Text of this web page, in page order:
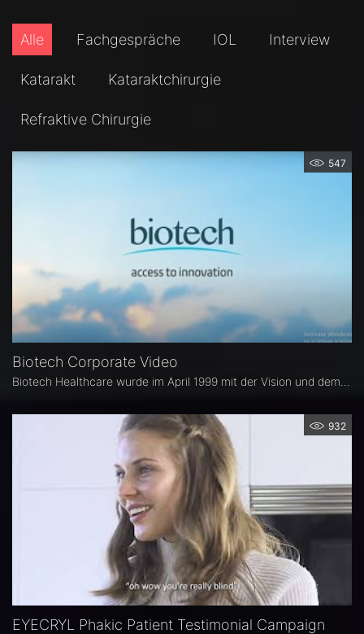
Alle Fachgespräche IOL Interview
Katarakt Kataraktchirurgie
Refraktive Chirurgie
547
Biotech Corporate Video
932
EYECRYL Phakic Patient Testimonial Campaign